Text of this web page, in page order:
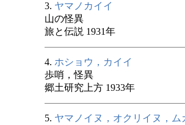
3. ヤマノカイイ
山の怪異
旅と伝説 1931年
4. ホショウ，カイイ
歩哨，怪異
郷土研究上方 1933年
5. ヤマノイヌ，オクリイヌ，ム